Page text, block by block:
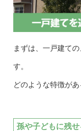
まずは、一戸建て
す。
どのような特徴があ
孫や子どもに残せ